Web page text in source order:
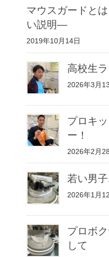
マウスガードと
い説明—
2019年10月14日
高校生
2026年3月
プロキ
ー！
2026年2月
若い男子
2026年1月
プロボ
して